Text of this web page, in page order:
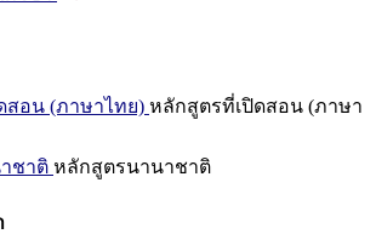
สอน (ภาษาไทย) หลักสูตรที่เปิดสอน (ภาษา
ชาติ หลักสูตรนานาชาติ